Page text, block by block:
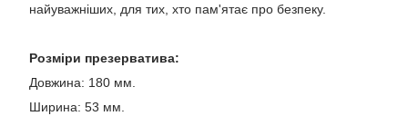
найуважніших, для тих, хто пам'ятає про безпеку.
Розміри презерватива:
Довжина: 180 мм.
Ширина: 53 мм.